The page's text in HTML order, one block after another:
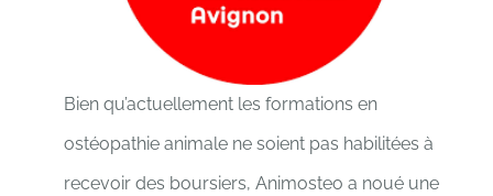
Bien qu’actuellement les formations en
ostéopathie animale ne soient pas habilitées à
recevoir des boursiers, Animosteo a noué une